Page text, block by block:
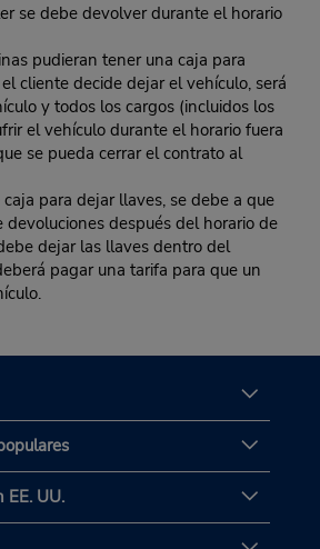
se debe devolver durante el horario
pudieran tener una caja para
cliente decide dejar el vehículo, será
y todos los cargos (incluidos los
el vehículo durante el horario fuera
se pueda cerrar el contrato al
para dejar llaves, se debe a que
devoluciones después del horario de
dejar las llaves dentro del
pagar una tarifa para que un
EE. UU.